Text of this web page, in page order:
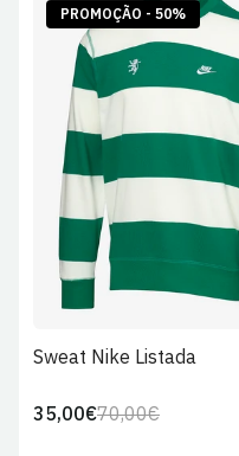
de EnvioeDevoluções
PROMOÇÃO - 50%
S XL
Sweat Nike Listada
Preço
70,00€Preço
35,00€